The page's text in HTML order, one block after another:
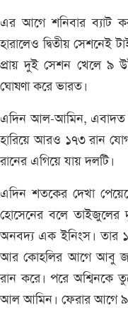
এর আগে শনিবার ব্যাট
হারালেও দ্বিতীয় সেশনেই
প্রায় দুই সেশন খেলে ৯
ঘোষণা করে ভারত।
এদিন আল-আমিন, এবাদত
হারিয়ে আরও ১৭৩ রান
রানের এগিয়ে যায় দলটি।
এদিন শতকের দেখা
হোসেনের বলে তাইজুলের
অনবদ্য এক ইনিংস। তার
আর কোহলির আগে আবু
রান করে। পরে অশ্বিনকে
আল আমিন। ফেরার আগে ৯